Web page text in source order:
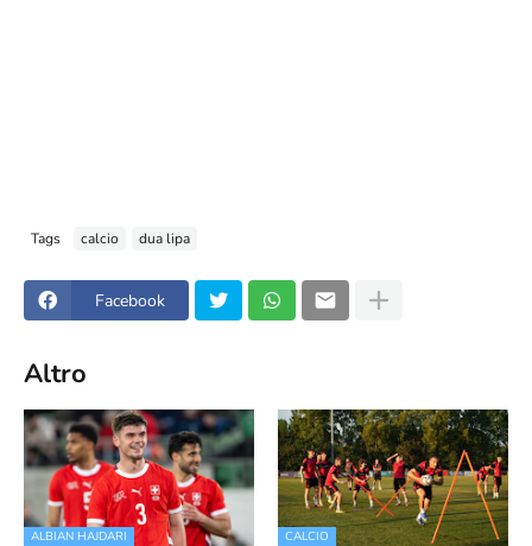
Tags calcio dua lipa
Facebook
Altro
ALBIAN HAJDARI CALCIO